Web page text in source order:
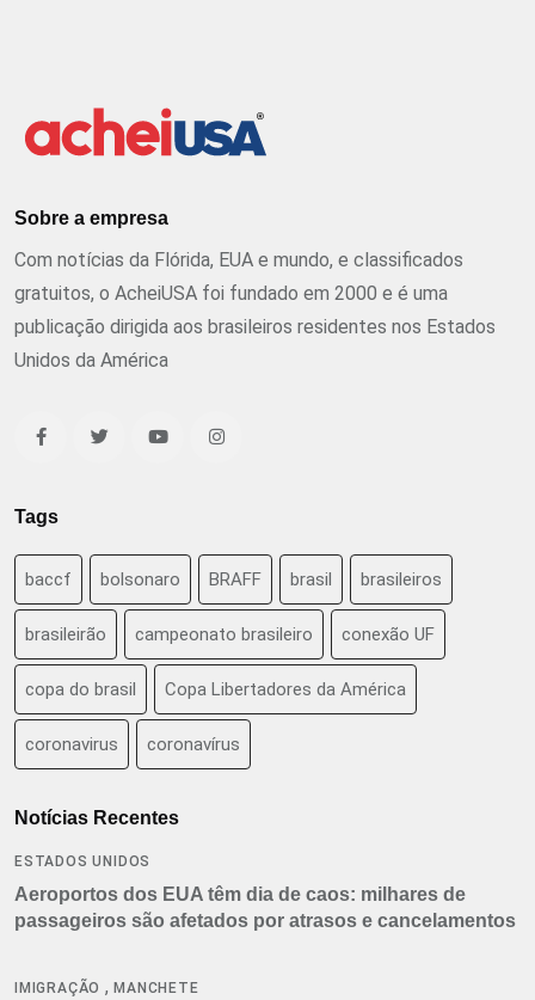
Sobre a empresa
Com notícias da Flórida, EUA e mundo, e classificados
gratuitos, o AcheiUSA foi fundado em 2000 e é uma
publicação dirigida aos brasileiros residentes nos Estados
Unidos da América
Tags
baccf bolsonaro BRAFF brasil brasileiros
brasileirão campeonato brasileiro conexão UF
copa do brasil Copa Libertadores da América
coronavirus coronavírus
Notícias Recentes
ESTADOS UNIDOS
Aeroportos dos EUA têm dia de caos: milhares de
passageiros são afetados por atrasos e cancelamentos
IMIGRAÇÃO ,MANCHETE